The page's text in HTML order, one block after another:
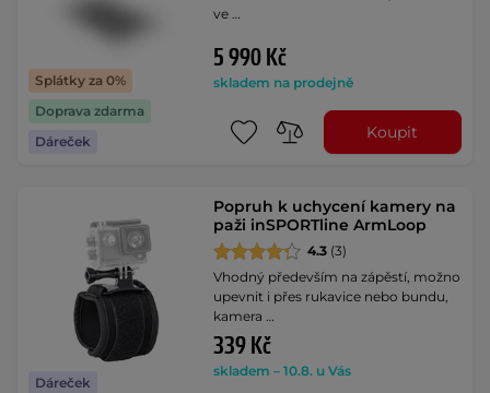
Splátky za 0%
Doprava zdarma
Dáreček
ve …
5 990 Kč
skladem na prodejně
Koupit
Dáreček
Popruh k uchycení kamery na
paži inSPORTline ArmLoop
4.3 (3)
Vhodný především na zápěstí, možno
upevnit i přes rukavice nebo bundu,
kamera …
339 Kč
skladem – 10.8. u Vás